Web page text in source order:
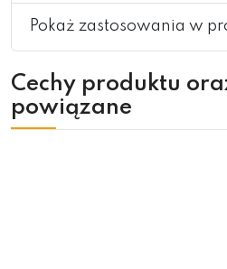
Pokaż zastosowania w
Cechy produktu
powiązane